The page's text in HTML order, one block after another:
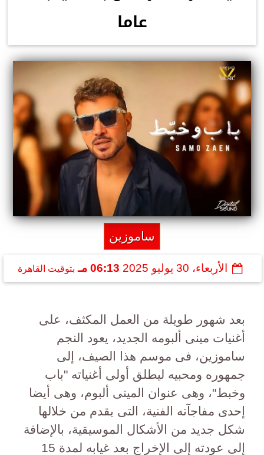
عاما
ساموزين
الأربعاء، 30 يوليو 2025 06:13 مـ بتوقيت القاهرة
بعد شهور طويلة من العمل المكثف، على
أغنيات مينى ألبومه الجديد، يعود النجم
ساموزين، فى موسم هذا الصيف، إلى
جمهوره ومحبيه ليطلق أولى أغنياته "باب
وخبط"، وهى عنوان المينى ألبوم، وهى أيضا
إحدى مفاجآته الفنية، التى يقدم من خلالها
شكل جديد من الأشكال الموسيقية، بالإضافة
إلى عودته إلى الإخراج بعد غيابه لمدة 15